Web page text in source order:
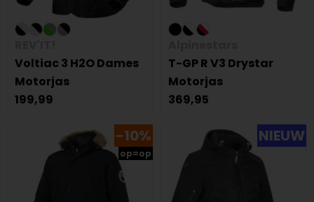
Voltiac 3 H2O Dames
Motorjas
199,99
T-GP R V3 Drystar
Motorjas
369,95
-10%
op=op
NIEUW